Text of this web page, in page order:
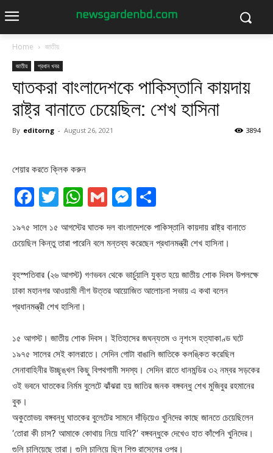
Home জাতীয়
জাতীয় প্রধান খবর
ঘাতকরা বাংলাদেশকে পাকিস্তানি কায়দায়
রাষ্ট্র বানাতে চেয়েছিল: শেখ হাসিনা
By editorng - August 26, 2021 3894
শেয়ার করতে ক্লিক করুন
Facebook
Twitter
WhatsApp
GmailMessenger
১৯৭৫ সালে ১৫ আগস্টের ঘাতক দল বাংলাদেশকে পাকিস্তানি কায়দায় রাষ্ট্র বানাতে
চেয়েছিল কিন্তু তারা পারেনি বলে মন্তব্য করেছেন প্রধানমন্ত্রী শেখ হাসিনা।
বৃহস্পতিবার (২৬ আগস্ট) গণভবন থেকে ভার্চুয়ালি যুক্ত হয়ে জাতীয় শোক দিবস উপলক্ষে
ঢাকা মহানগর আওয়ামী লীগ উত্তর আয়োজিত আলোচনা সভায় এ কথা বলেন
প্রধানমন্ত্রী শেখ হাসিনা।
১৫ আগস্ট। জাতীয় শোক দিবস। ইতিহাসের জঘন্যতম ও নৃশংস হত্যাকাণ্ড ঘটে
১৯৭৫ সালের সেই কালরাতে। সেদিন গোটা বাঙালি জাতিকে কলঙ্কিত করেছিল
সেনাবাহিনীর উচ্ছৃঙ্খল কিছু বিপথগামী সদস্য। সেদিন রাতে ধানমন্ডির ৩২ নম্বর সড়কের
ওই ভবনে ঘাতকের নির্মম বুলেটে ঝাঁঝরা হয় জাতির জনক বঙ্গবন্ধু শেখ মুজিবুর রহমানের
বুক।
অকুতোভয় বঙ্গবন্ধু ঘাতকের বুলেটের সামনে দাঁড়িয়েও খুনিদের কাছে জানতে চেয়েছিলেন
‘তোরা কী চাস? আমাকে কোথায় নিয়ে যাবি?’ বঙ্গবন্ধুকে দেখেও হাত কাঁপেনি খুনিদের।
গুলি চালিয়েছে তারা। গুলি চালিয়ে ছিল শিশু রাসেলের ওপর।